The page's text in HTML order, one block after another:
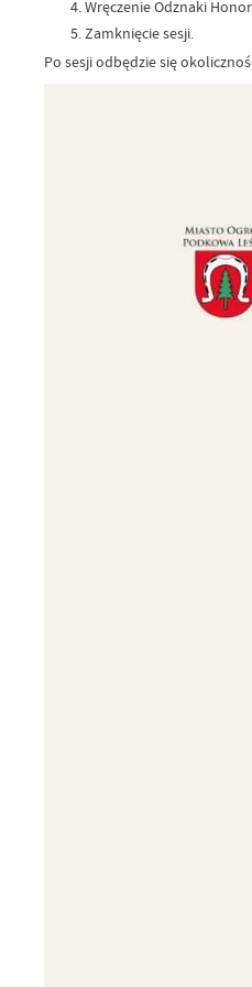
Wręczenie Odznaki
Zamknięcie sesji.
Po sesji odbędzie się